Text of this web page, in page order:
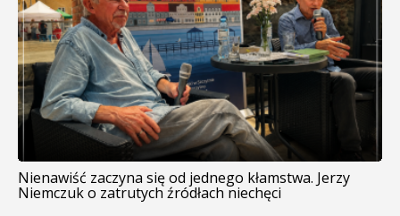
Nienawiść zaczyna się od jednego kłamstwa. Jerzy
Niemczuk o zatrutych źródłach niechęci